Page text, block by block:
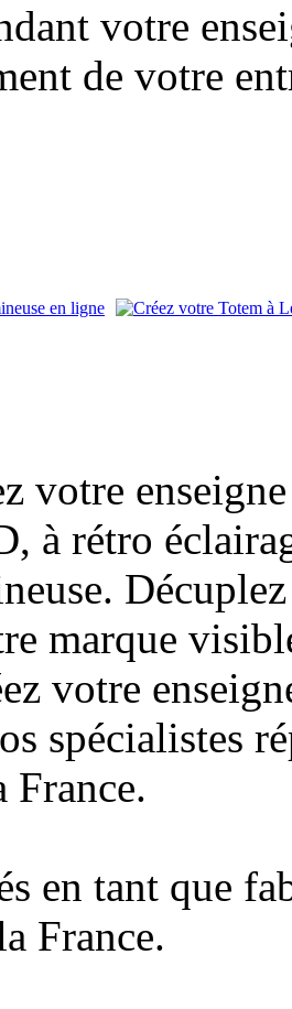
votre
de votre
votre
à rétro
marque
votre
spécialistes
France.
en tant que
France.